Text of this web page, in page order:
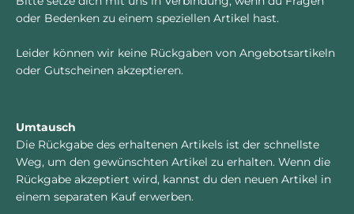
oder Bedenken zu einem speziellen Artikel hast.
Leider können wir keine Rückgaben von Angebotsartikeln
oder Gutscheinen akzeptieren.
Umtausch
Die Rückgabe des erhaltenen Artikels ist der schnellste
Weg, um den gewünschten Artikel zu erhalten. Wenn die
Rückgabe akzeptiert wird, kannst du den neuen Artikel in
einem separaten Kauf erwerben.